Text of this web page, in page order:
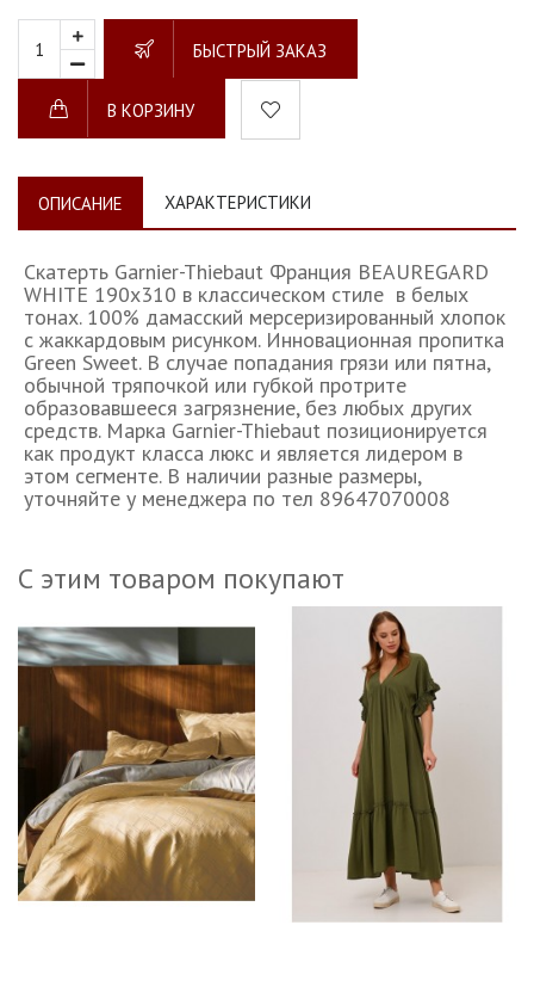
БЫСТРЫЙ ЗАКАЗ
В КОРЗИНУ
ОПИСАНИЕ ХАРАКТЕРИСТИКИ
Скатерть Garnier-Thiebaut Франция BEAUREGARD
WHITE 190х310 в классическом стиле в белых
тонах. 100% дамасский мерсеризированный хлопок
с жаккардовым рисунком. Инновационная пропитка
Green Sweet. В случае попадания грязи или пятна,
обычной тряпочкой или губкой протрите
образовавшееся загрязнение, без любых других
средств. Марка Garnier-Thiebaut позиционируется
как продукт класса люкс и является лидером в
этом сегменте. В наличии разные размеры,
уточняйте у менеджера по тел 89647070008
С этим товаром покупают